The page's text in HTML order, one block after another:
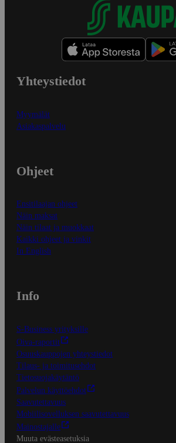
Yhteystiedot
Myymälät
Asiakaspalvelu
Ohjeet
Ensitilaajan ohjeet
Näin maksat
Näin tilaat ja muokkaat
Kaikki ohjeet ja vinkit
In English
Info
S-Business yrityksille
Oiva-raportit
Osuuskauppojen yhteystiedot
Tilaus- ja toimitusehdot
Tietosuojakäytäntö
Palvelun käyttöehdot
Saavutettavuus
Mobiilisovelluksen saavutettavuus
Mainostajalle
Muuta evästeasetuksia